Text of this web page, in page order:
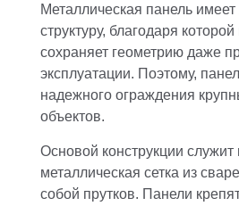
Металлическая панель
структуру, благодаря которой
сохраняет геометрию даже
эксплуатации. Поэтому,
надежного ограждения
объектов.
Основой конструкции служит
металлическая сетка из
собой прутков. Панели